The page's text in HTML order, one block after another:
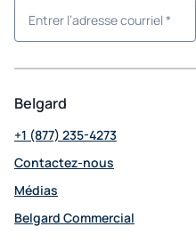
Belgard
+1 (877) 235-4273
Contactez-nous
Médias
Belgard Commercial